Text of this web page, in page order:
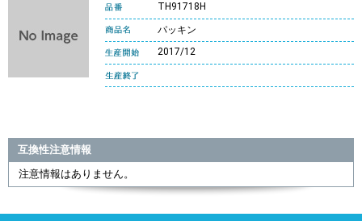
TH91718H
パッキン
2017/12
互換性注意情報
注意情報はありません。